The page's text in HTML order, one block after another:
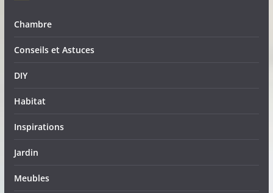
Chambre
Conseils et Astuces
DIY
Habitat
Inspirations
Jardin
Meubles